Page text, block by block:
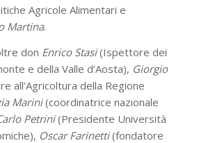
Agricole Alimentari e
Martina.
don Enrico Stasi(Ispettore dei
e della Valle d’Aosta), Giorgio
all’Agricoltura della Regione
Marini(coordinatrice nazionale
Petrini(Presidente Università
Oscar Farinetti(fondatore